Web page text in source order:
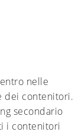
nelle
dei contenitori.
secondario
i contenitori